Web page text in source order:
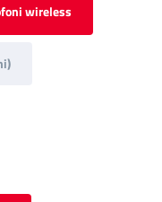
wireless